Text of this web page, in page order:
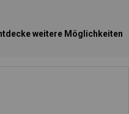
weitere Möglichkeiten